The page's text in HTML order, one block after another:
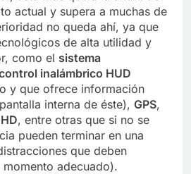
actual y supera a muchas de
no queda ahí, ya que
de alta utilidad y
como el sistema
inalámbrico HUD
y que ofrece información
interna de éste), GPS,
, entre otras que si no se
pueden terminar en una
que deben
adecuado).